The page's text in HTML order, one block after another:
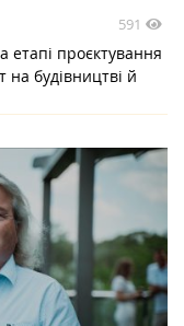
591
етапі проєктування
на будівництві й